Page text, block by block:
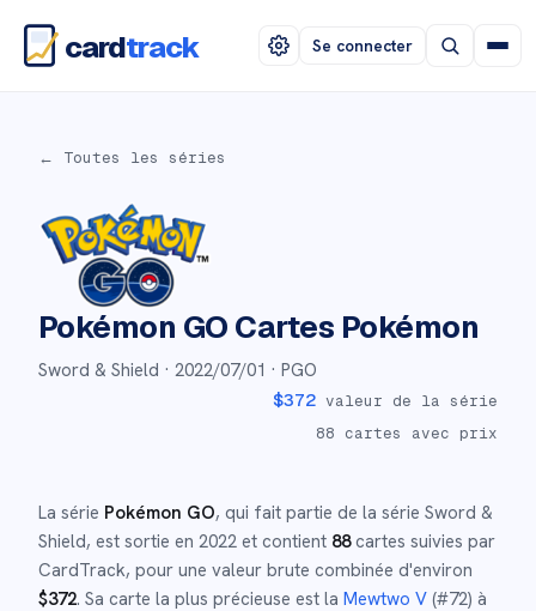
cardtrack Se connecter
← Toutes les séries
Pokémon GO Cartes Pokémon
Sword & Shield · 2022/07/01 · PGO
$372 valeur de la série
88 cartes avec prix
La série Pokémon GO, qui fait partie de la série Sword &
Shield, est sortie en 2022 et contient 88cartes suivies par
CardTrack, pour une valeur brute combinée d'environ
$372. Sa carte la plus précieuse est la Mewtwo V (#72) à